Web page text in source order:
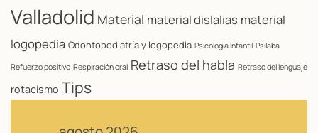
Valladolid Material material dislalias material
logopedia Odontopediatría y logopedia Psicología Infantil Psilaba
Refuerzo positivo Respiración oral Retraso del habla Retraso del lenguaje
rotacismo Tips